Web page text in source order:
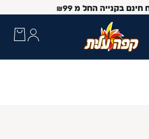
חינם בקנייה החל מ ₪99